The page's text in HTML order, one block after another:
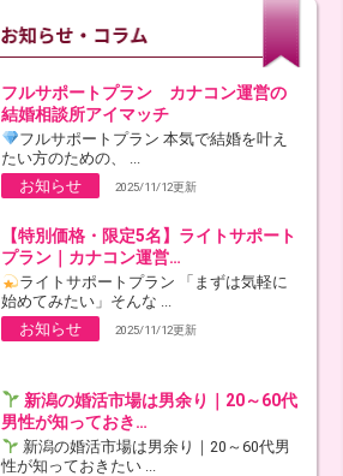
フルサポートプラン カナコン運営の
結婚相談所アイマッチ
フルサポートプラン 本気で結婚を叶え
たい方のための、 ...
お知らせ
2025/11/12更新
【特別価格・限定5名】ライトサポート
プラン｜カナコン運営…
ライトサポートプラン 「まずは気軽に
始めてみたい」そんな ...
お知らせ
2025/11/12更新
新潟の婚活市場は男余り｜20～60代
男性が知っておき…
新潟の婚活市場は男余り｜20～60代男
性が知っておきたい ...